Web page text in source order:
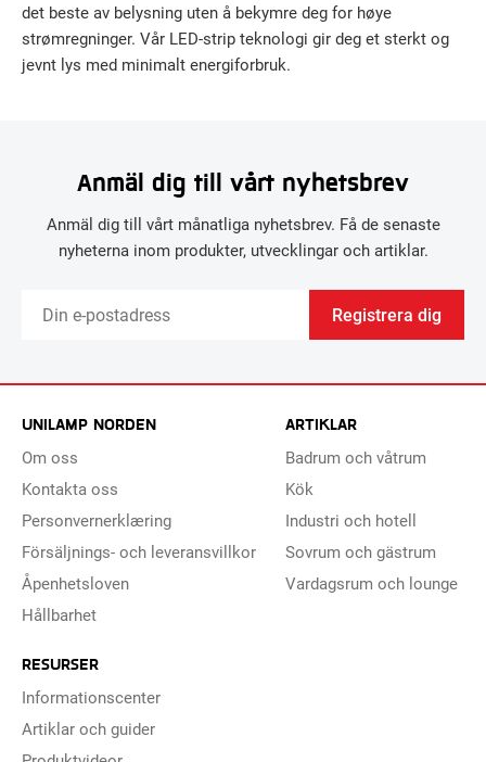
det beste av belysning uten å bekymre deg for høye
strømregninger. Vår LED-strip teknologi gir deg et sterkt og
jevnt lys med minimalt energiforbruk.
Anmäl dig till vårt nyhetsbrev
Anmäl dig till vårt månatliga nyhetsbrev. Få de senaste
nyheterna inom produkter, utvecklingar och artiklar.
Registrera dig
UNILAMP NORDEN
Om oss
Kontakta oss
Personvernerklæring
Försäljnings- och leveransvillkor
Åpenhetsloven
Hållbarhet
ARTIKLAR
Badrum och våtrum
Kök
Industri och hotell
Sovrum och gästrum
Vardagsrum och lounge
RESURSER
Informationscenter
Artiklar och guider